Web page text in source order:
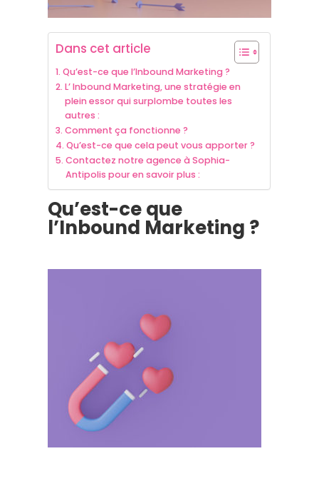
Dans cet article
Qu’est-ce que l’Inbound Marketing ?
L’ Inbound Marketing, une stratégie en
plein essor qui surplombe toutes les
autres :
Comment ça fonctionne ?
Qu’est-ce que cela peut vous apporter ?
Contactez notre agence à Sophia-
Antipolis pour en savoir plus :
Qu’est-ce que
l’Inbound Marketing ?